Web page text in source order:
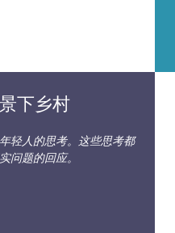
下乡村
轻人的思考。这些思考都
问题的回应。